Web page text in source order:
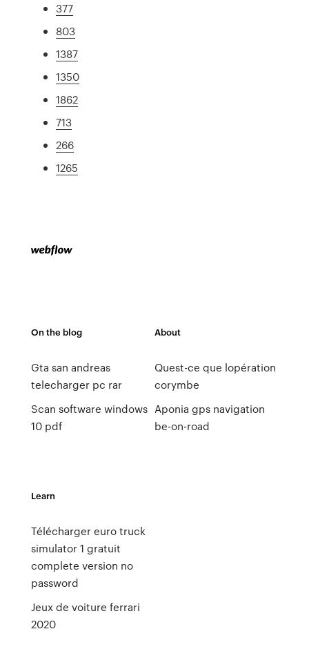
377
803
1387
1350
1862
713
266
1265
On the blog
Gta san andreas
telecharger pc rar
Scan software windows
10 pdf
About
Quest-ce que lopération
corymbe
Aponia gps navigation
be-on-road
Learn
Télécharger euro truck
simulator 1 gratuit
complete version no
password
Jeux de voiture ferrari
2020